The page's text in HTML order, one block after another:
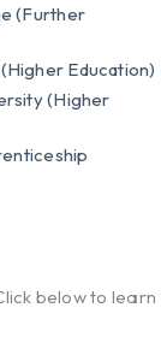
(Further
Education)
(Higher
below to learn